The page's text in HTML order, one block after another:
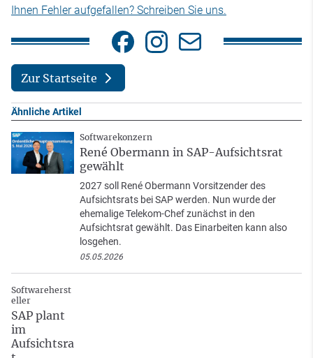
Ihnen Fehler aufgefallen? Schreiben Sie uns.
Zur Startseite
Ähnliche Artikel
Softwarekonzern
René Obermann in SAP-Aufsichtsrat
gewählt
2027 soll René Obermann Vorsitzender des
Aufsichtsrats bei SAP werden. Nun wurde der
ehemalige Telekom-Chef zunächst in den
Aufsichtsrat gewählt. Das Einarbeiten kann also
losgehen.
05.05.2026
Softwareherst
eller
SAP plant
im
Aufsichtsra